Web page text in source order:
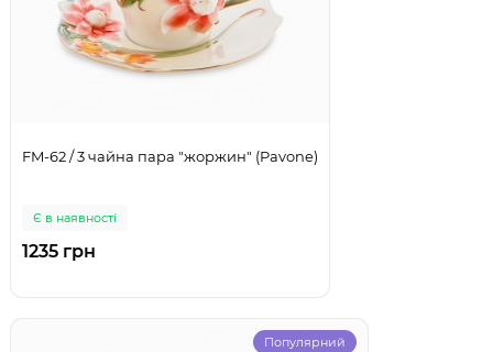
FM-62 / 3 чайна пара "жоржин" (Pavone)
Є в наявності
1235 грн
Популярний